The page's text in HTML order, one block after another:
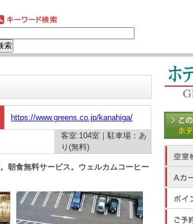
https://www.greens.co.jp/kanahiga/
客室:104室｜駐車場：あ
り(無料)
朝食無料サービス。ウェルカムコーヒー